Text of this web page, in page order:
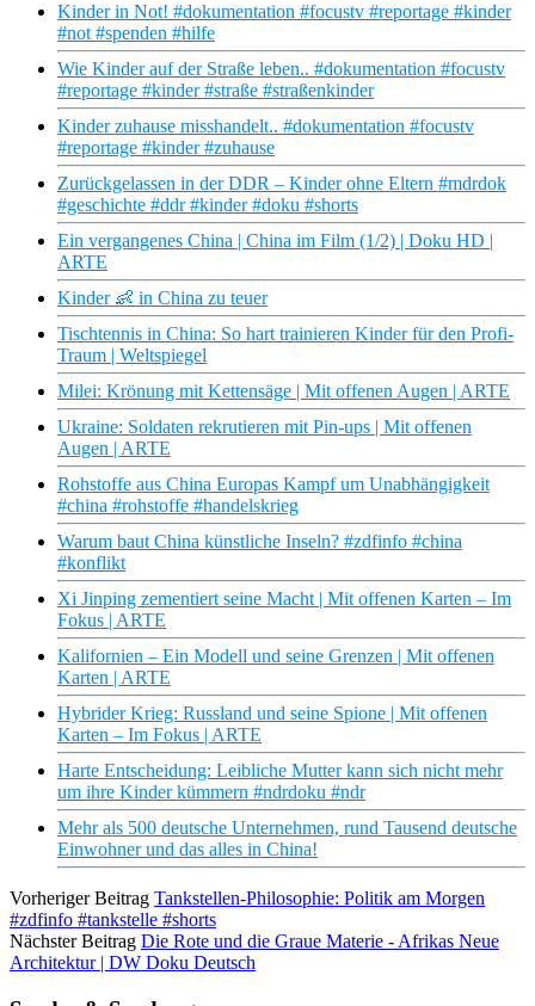
Kinder in Not! #dokumentation #focustv #reportage #kinder
#not #spenden #hilfe
Wie Kinder auf der Straße leben.. #dokumentation #focustv
#reportage #kinder #straße #straßenkinder
Kinder zuhause misshandelt.. #dokumentation #focustv
#reportage #kinder #zuhause
Zurückgelassen in der DDR – Kinder ohne Eltern #mdrdok
#geschichte #ddr #kinder #doku #shorts
Ein vergangenes China | China im Film (1/2) | Doku HD |
ARTE
Kinder 👶 in China zu teuer
Tischtennis in China: So hart trainieren Kinder für den Profi-
Traum | Weltspiegel
Milei: Krönung mit Kettensäge | Mit offenen Augen | ARTE
Ukraine: Soldaten rekrutieren mit Pin-ups | Mit offenen
Augen | ARTE
Rohstoffe aus China Europas Kampf um Unabhängigkeit
#china #rohstoffe #handelskrieg
Warum baut China künstliche Inseln? #zdfinfo #china
#konflikt
Xi Jinping zementiert seine Macht | Mit offenen Karten – Im
Fokus | ARTE
Kalifornien – Ein Modell und seine Grenzen | Mit offenen
Karten | ARTE
Hybrider Krieg: Russland und seine Spione | Mit offenen
Karten – Im Fokus | ARTE
Harte Entscheidung: Leibliche Mutter kann sich nicht mehr
um ihre Kinder kümmern #ndrdoku #ndr
Mehr als 500 deutsche Unternehmen, rund Tausend deutsche
Einwohner und das alles in China!
Vorheriger Beitrag Tankstellen-Philosophie: Politik am Morgen
#zdfinfo #tankstelle #shorts
Nächster Beitrag Die Rote und die Graue Materie - Afrikas Neue
Architektur | DW Doku Deutsch